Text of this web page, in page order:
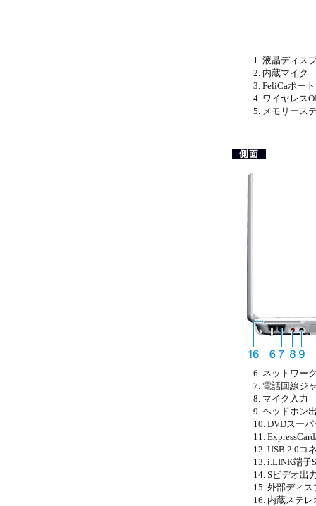
液晶ディス
内蔵マイク
FeliCaポート
ワイヤレス
メモリース
ネットワー
電話回線ジ
マイク入力
ヘッドホン
DVDスー
USB 2.0コ
i.LINK端子
Sビデオ出
外部ディス
内蔵ステ